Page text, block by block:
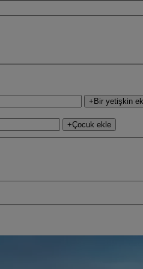
+Bir yetişkin
+Çocuk ekle